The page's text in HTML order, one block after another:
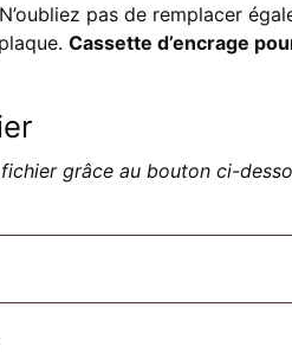
pas de remplacer
Cassette d’encrage
grâce au bouton ci-